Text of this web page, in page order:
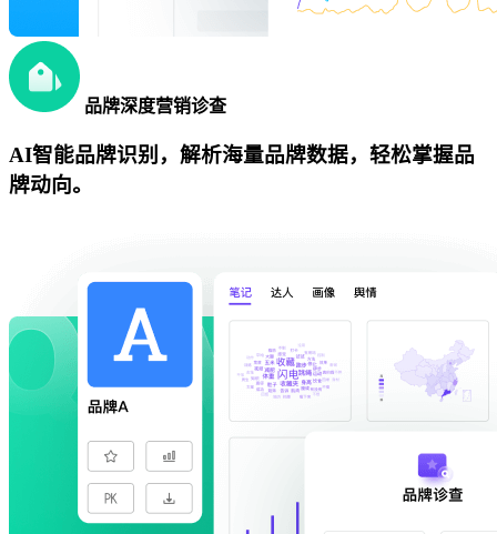
品牌深度营销诊查
AI智能品牌识别，解析海量品牌数据，轻松掌握品
牌动向。